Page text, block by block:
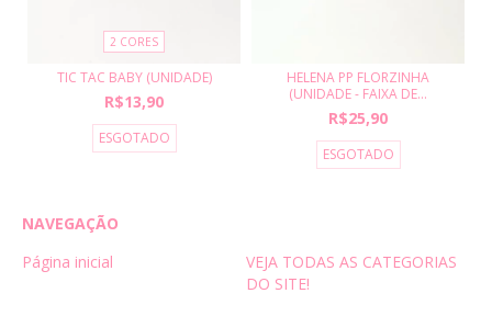
2 CORES
TIC TAC BABY (UNIDADE)
R$13,90
ESGOTADO
HELENA PP FLORZINHA
(UNIDADE - FAIXA DE...
R$25,90
ESGOTADO
NAVEGAÇÃO
Página inicial
VEJA TODAS AS CATEGORIAS
DO SITE!